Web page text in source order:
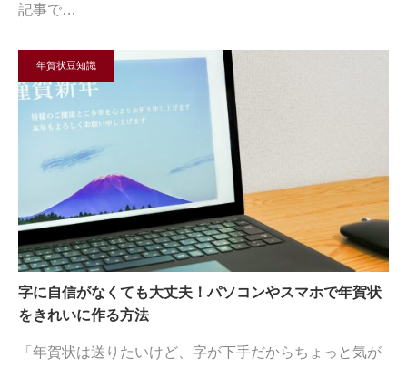
記事で…
年賀状豆知識
字に自信がなくても大丈夫！パソコンやスマホで年賀状
をきれいに作る方法
「年賀状は送りたいけど、字が下手だからちょっと気が